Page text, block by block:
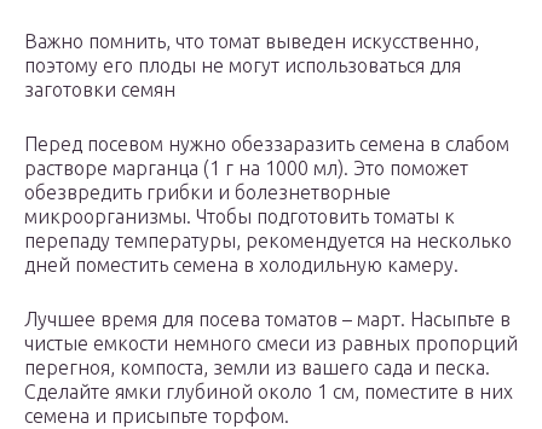
Важно помнить, что томат выведен искусственно,
поэтому его плоды не могут использоваться для
заготовки семян
Перед посевом нужно обеззаразить семена в слабом
растворе марганца (1 г на 1000 мл). Это поможет
обезвредить грибки и болезнетворные
микроорганизмы. Чтобы подготовить томаты к
перепаду температуры, рекомендуется на несколько
дней поместить семена в холодильную камеру.
Лучшее время для посева томатов – март. Насыпьте в
чистые емкости немного смеси из равных пропорций
перегноя, компоста, земли из вашего сада и песка.
Сделайте ямки глубиной около 1 см, поместите в них
семена и присыпьте торфом.